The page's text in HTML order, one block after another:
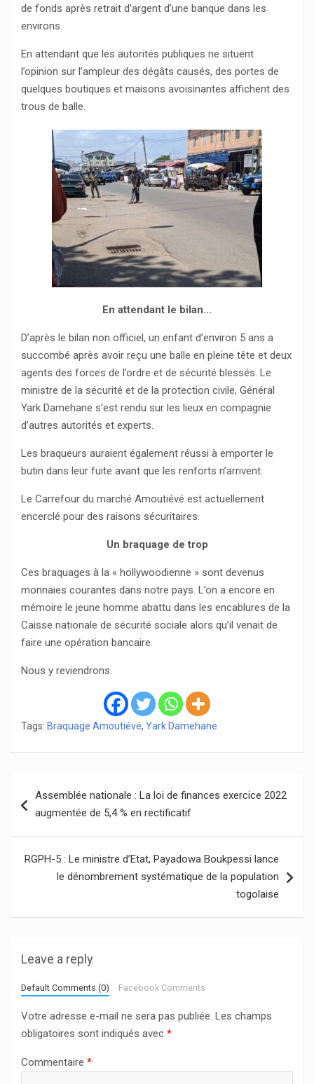
de fonds après retrait d’argent d’une banque dans les
environs.
En attendant que les autorités publiques ne situent
l’opinion sur l’ampleur des dégâts causés, des portes de
quelques boutiques et maisons avoisinantes affichent des
trous de balle.
En attendant le bilan…
D’après le bilan non officiel, un enfant d’environ 5 ans a
succombé après avoir reçu une balle en pleine tête et deux
agents des forces de l’ordre et de sécurité blessés. Le
ministre de la sécurité et de la protection civile, Général
Yark Damehane s’est rendu sur les lieux en compagnie
d’autres autorités et experts.
Les braqueurs auraient également réussi à emporter le
butin dans leur fuite avant que les renforts n’arrivent.
Le Carrefour du marché Amoutiévé est actuellement
encerclé pour des raisons sécuritaires.
Un braquage de trop
Ces braquages à la « hollywoodienne » sont devenus
monnaies courantes dans notre pays. L’on a encore en
mémoire le jeune homme abattu dans les encablures de la
Caisse nationale de sécurité sociale alors qu’il venait de
faire une opération bancaire.
Nous y reviendrons.
Tags: Braquage Amoutiévé, Yark Damehane
de
Assemblée nationale : La loi de finances exercice 2022
augmentée de 5,4 % en rectificatif
RGPH-5 : Le ministre d’Etat, Payadowa Boukpessi lance
le dénombrement systématique de la population
togolaise
Leave a reply
Default Comments (0) Facebook Comments
Votre adresse e-mail ne sera pas publiée. Les champs
obligatoires sont indiqués avec *
Commentaire *